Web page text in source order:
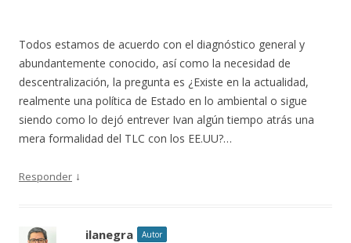
Todos estamos de acuerdo con el diagnóstico general y
abundantemente conocido, así como la necesidad de
descentralización, la pregunta es ¿Existe en la actualidad,
realmente una política de Estado en lo ambiental o sigue
siendo como lo dejó entrever Ivan algún tiempo atrás una
mera formalidad del TLC con los EE.UU?…
Responder ↓
ilanegra Autor